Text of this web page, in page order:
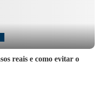
reais e como evitar o